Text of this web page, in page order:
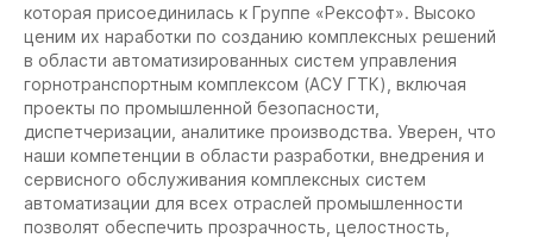
которая присоединилась к Группе «Рексофт». Высоко
ценим их наработки по созданию комплексных решений
в области автоматизированных систем управления
горнотранспортным комплексом (АСУ ГТК), включая
проекты по промышленной безопасности,
диспетчеризации, аналитике производства. Уверен, что
наши компетенции в области разработки, внедрения и
сервисного обслуживания комплексных систем
автоматизации для всех отраслей промышленности
позволят обеспечить прозрачность, целостность,